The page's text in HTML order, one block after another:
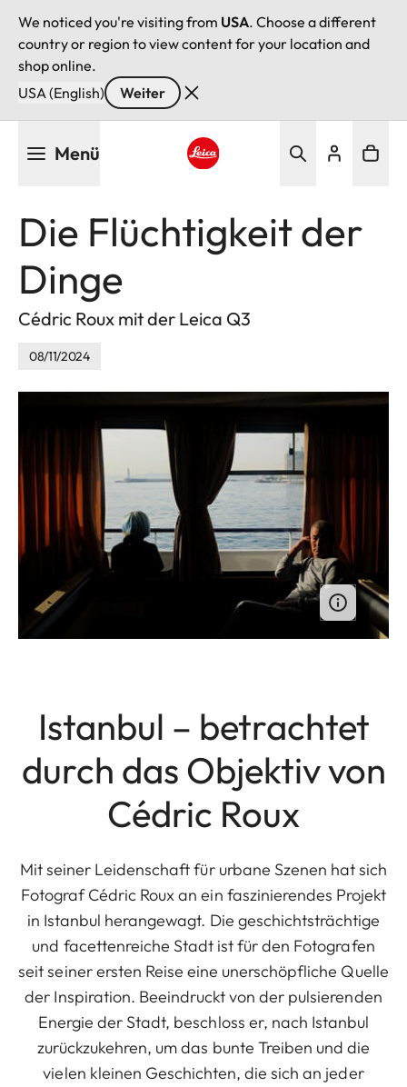
We noticed you're visiting from USA. Choose a different
country or region to view content for your location and
shop online.
USA (English)
Weiter
Menü
Die Flüchtigkeit der
Dinge
Cédric Roux mit der Leica Q3
08/11/2024
Istanbul – betrachtet
durch das Objektiv von
Cédric Roux
Mit seiner Leidenschaft für urbane Szenen hat sich
Fotograf Cédric Roux an ein faszinierendes Projekt
in Istanbul herangewagt. Die geschichtsträchtige
und facettenreiche Stadt ist für den Fotografen
seit seiner ersten Reise eine unerschöpfliche Quelle
der Inspiration. Beeindruckt von der pulsierenden
Energie der Stadt, beschloss er, nach Istanbul
zurückzukehren, um das bunte Treiben und die
vielen kleinen Geschichten, die sich an jeder